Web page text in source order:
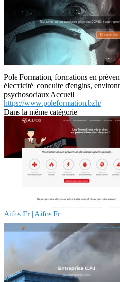
Pole Formation, formations en
électricité, conduite d'engins,
psychosociaux Accueil
https://www.poleformation.bzh/
Dans la même catégorie
Aifos.Fr | Aifos.Fr